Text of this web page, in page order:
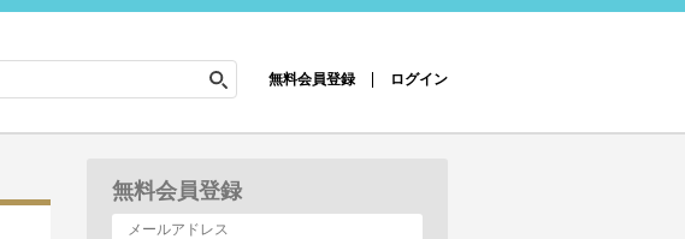
無料会員登録 ログイン
無料会員登録